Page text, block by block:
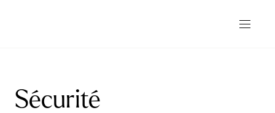
Sécurité